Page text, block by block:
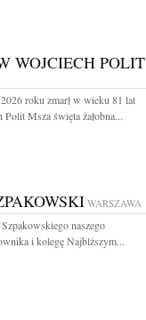
WOJCIECH POLIT
roku zmarł w wieku 81 lat
Polit Msza święta żałobna...
WARSZAWA
naszego
i kolegę Najblższym...